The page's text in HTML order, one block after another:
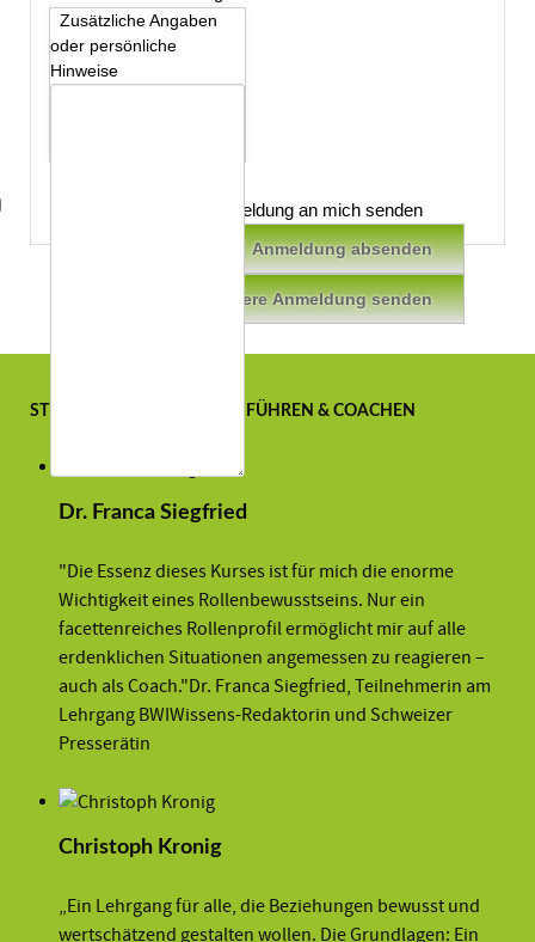
Zusätzliche Angaben
oder persönliche
Hinweise
Eine Kopie der Anmeldung an mich senden
STIMMEN ZUM LEHRGANG FÜHREN & COACHEN
Dr. Franca Siegfried
"Die Essenz dieses Kurses ist für mich die enorme
Wichtigkeit eines Rollenbewusstseins. Nur ein
facettenreiches Rollenprofil ermöglicht mir auf alle
erdenklichen Situationen angemessen zu reagieren –
auch als Coach."Dr. Franca Siegfried, Teilnehmerin am
Lehrgang BWIWissens-Redaktorin und Schweizer
Presserätin
Christoph Kronig
„Ein Lehrgang für alle, die Beziehungen bewusst und
wertschätzend gestalten wollen. Die Grundlagen: Ein